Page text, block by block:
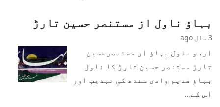
بہاؤ ناول از مستنصر حسین تارڑ
3 سال ago
اردو ناول بہاؤ از مستنصرحسین
تارڑ مستنصر حسین تارڑ کا ناول
بہاؤ قدیم وادی سندھ کی تہذیب اور
اس کے…